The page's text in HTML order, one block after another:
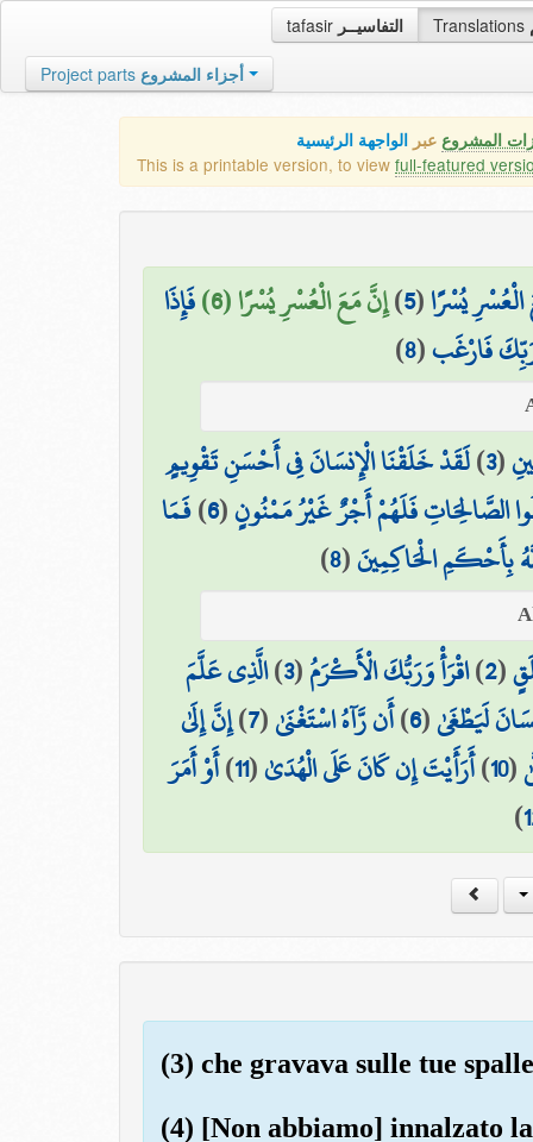
tafasir التفاسيــر Translations
Project parts أجزاء المشروع
المشروع عبر الواجهة الرئيسية
This is a printable version, to view full-featured
يُسْرًا(
5
)إِنَّ مَعَ الْعُسْرِ يُسْرًا (6) فَإِذَا
فَارْغَب(
8
)
(
3
)لَقَدْ خَلَقْنَا الْإِنسَانَ فِي أَحْسَنِ تَقْوِيمٍ
الصَّالِحَاتِ فَلَهُمْ أَجْرٌ غَيْرُ مَمْنُونٍ(
6
)فَمَا
بِأَحْكَمِ الْحَاكِمِينَ(
8
)
(
2
)اقْرَأْ وَرَبُّكَ الْأَكْرَمُ(
3
)الَّذِي عَلَّمَ
لَيَطْغَىٰ(
6
)أَن رَّآهُ اسْتَغْنَىٰ(
7
)إِنَّ إِلَىٰ
(
10
)أَرَأَيْتَ إِن كَانَ عَلَى الْهُدَىٰ(
11
)أَوْ أَمَرَ
)
(3) che gravava sulle tue
(4) [Non abbiamo] innalzato